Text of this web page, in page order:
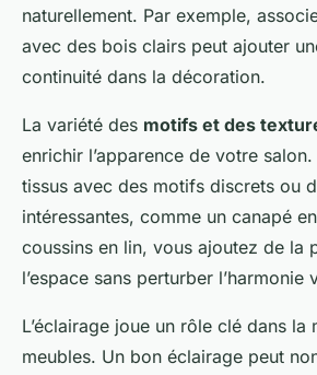
naturellement. Par exemple,
avec des bois clairs peut ajouter
continuité dans la décoration.
La variété des motifs et des
enrichir l’apparence de votre
tissus avec des motifs discrets ou
intéressantes, comme un canapé
coussins en lin, vous ajoutez de la
l’espace sans perturber l’harmonie
L’éclairage joue un rôle clé dans la
meubles. Un bon éclairage peut